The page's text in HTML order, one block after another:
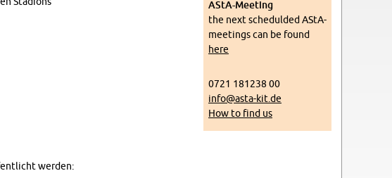
wer­den:
AStA-Meet­ing
the next schedulded AStA-
meet­ings can be found
here
0721 181238 00
info@​asta-​kit.​de
How to find us